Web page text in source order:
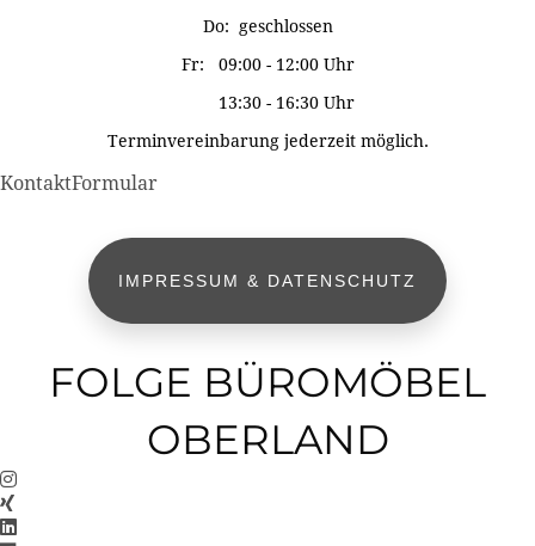
Do: geschlossen
Fr: 09:00 - 12:00 Uhr
13:30 - 16:30 Uhr
Terminvereinbarung jederzeit möglich.
KontaktFormular
IMPRESSUM & DATENSCHUTZ
FOLGE BÜROMÖBEL
OBERLAND